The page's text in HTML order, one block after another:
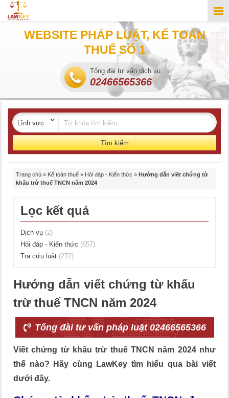
WEBSITE PHÁP LUẬT, KẾ TOÁN
THUẾ SỐ 1
Tổng đài tư vấn dịch vụ
02466565366
Tìm kiếm
Trang chủ » Kế toán thuế » Hỏi đáp - Kiến thức » Hướng dẫn viết chứng từ
khấu trừ thuế TNCN năm 2024
Lọc kết quả
Dịch vụ (2)
Hỏi đáp - Kiến thức (657)
Tra cứu luật (272)
Hướng dẫn viết chứng từ khấu
trừ thuế TNCN năm 2024
Tổng đài tư vấn pháp luật 02466565366
Viết chứng từ khấu trừ thuế TNCN năm 2024 như
thế nào? Hãy cùng LawKey tìm hiểu qua bài viết
dưới đây.